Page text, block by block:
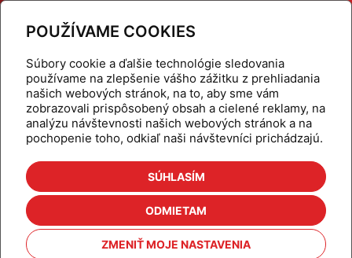
POUŽÍVAME COOKIES
Súbory cookie a ďalšie technológie sledovania
používame na zlepšenie vášho zážitku z prehliadania
našich webových stránok, na to, aby sme vám
zobrazovali prispôsobený obsah a cielené reklamy, na
analýzu návštevnosti našich webových stránok a na
pochopenie toho, odkiaľ naši návštevníci prichádzajú.
SÚHLASÍM
ODMIETAM
ZMENIŤ MOJE NASTAVENIA
Dynamické termostatické ventily
Domov
Produkty
Aktuality
Odber šikovné tipy
Kalkulačky
Cenníky
Na stiahnutie
Referencie
Kontakt